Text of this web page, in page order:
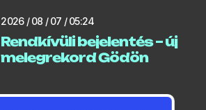
2026 / 08 / 07 / 05:24
Rendkívüli bejelentés – új
melegrekord Gödön